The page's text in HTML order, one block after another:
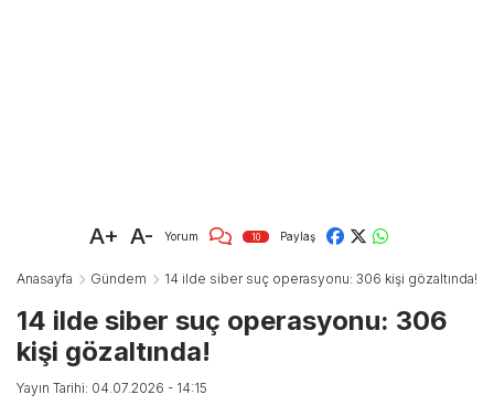
A+ A- Yorum 10 Paylaş
Anasayfa Gündem 14 ilde siber suç operasyonu: 306 kişi gözaltında!
14 ilde siber suç operasyonu: 306
kişi gözaltında!
Yayın Tarihi: 04.07.2026 - 14:15